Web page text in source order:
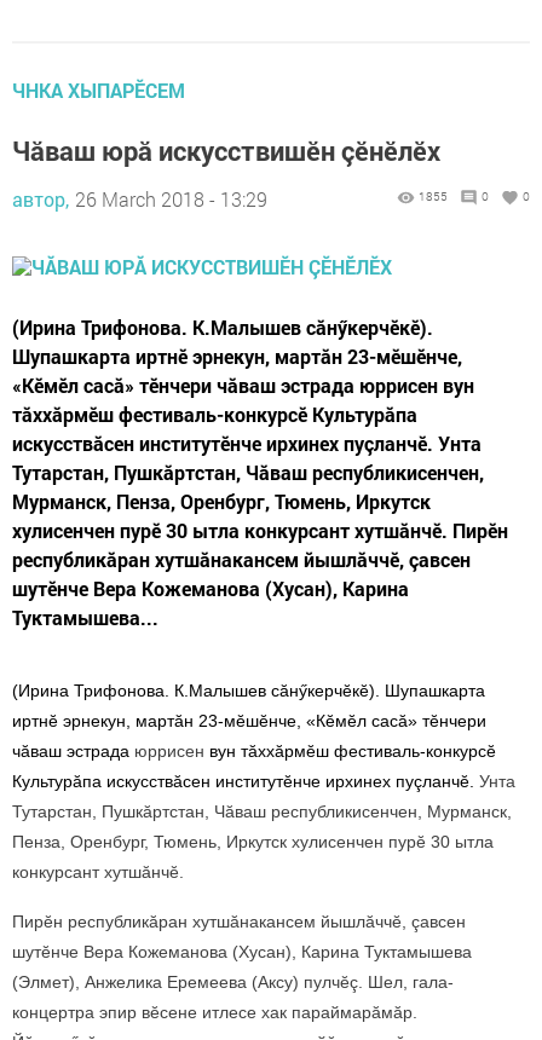
ЧНКА ХЫПАРӖСЕМ
Чăваш юрă искусствишӗн çӗнӗлӗх
автор, 26 March 2018 - 13:29 1855 0 0
(Ирина Трифонова. К.Малышев сăнӳкерчӗкӗ).
Шупашкарта иртнӗ эрнекун, мартăн 23-мӗшӗнче,
«Кӗмӗл сасă» тӗнчери чăваш эстрада юррисен вун
тăххăрмӗш фестиваль-конкурсӗ Культурăпа
искусствăсен институтӗнче ирхинех пуçланчӗ. Унта
Тутарстан, Пушкăртстан, Чăваш республикисенчен,
Мурманск, Пенза, Оренбург, Тюмень, Иркутск
хулисенчен пурӗ 30 ытла конкурсант хутшăнчӗ. Пирӗн
республикăран хутшăнакансем йышлăччӗ, çавсен
шутӗнче Вера Кожеманова (Хусан), Карина
Туктамышева...
(Ирина Трифонова. К.Малышев сăнӳкерчӗкӗ). Шупашкарта
иртнӗ эрнекун, мартăн 23-мӗшӗнче, «Кӗмӗл сасă» тӗнчери
чăваш эстрада юррисен вун тăххăрмӗш фестиваль-конкурсӗ
Культурăпа искусствăсен институтӗнче ирхинех пуçланчӗ. Унта
Тутарстан, Пушкăртстан, Чăваш республикисенчен, Мурманск,
Пенза, Оренбург, Тюмень, Иркутск хулисенчен пурӗ 30 ытла
конкурсант хутшăнчӗ.
Пирӗн республикăран хутшăнакансем йышлăччӗ, çавсен
шутӗнче Вера Кожеманова (Хусан), Карина Туктамышева
(Элмет), Анжелика Еремеева (Аксу) пулчӗç. Шел, гала-
концертра эпир вӗсене итлесе хак параймарăмăр.